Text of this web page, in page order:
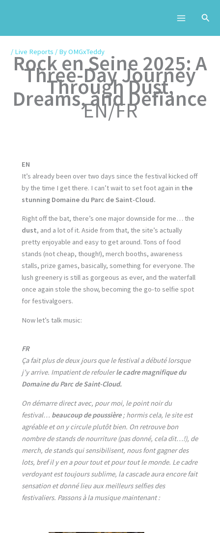
/ Live Reports / ByOMGxTeddy
Rock en Seine 2025: A
Three-Day Journey
Through Dust,
Dreams, and Defiance
EN/FR
EN
It’s already been over two days since the festival kicked off
by the time I get there. I can’t wait to set foot again in the
stunning Domaine du Parc de Saint-Cloud.
Right off the bat, there’s one major downside for me… the
dust, and a lot of it. Aside from that, the site’s actually
pretty enjoyable and easy to get around. Tons of food
stands (not cheap, though!), merch booths, awareness
stalls, prize games, basically, something for everyone. The
lush greenery is still as gorgeous as ever, and the waterfall
once again stole the show, becoming the go-to selfie spot
for festivalgoers.
Now let’s talk music:
FR
Ça fait plus de deux jours que le festival a débuté lorsque
j’y arrive. Impatient de refoulerle cadre magnifique du
Domaine du Parc de Saint-Cloud.
On démarre direct avec, pour moi, le point noir du
festival… beaucoup de poussière; hormis cela, le site est
agréable et on y circule plutôt bien. On retrouve bon
nombre de stands de nourriture (pas donné, cela dit…!), de
merch, de stands qui sensibilisent, nous font gagner des
lots, bref il y en a pour tout et pour tout le monde. Le cadre
verdoyant est toujours sublime, la cascade aura encore fait
sensation et donné lieu aux meilleurs selfies des
festivaliers. Passons à la musique maintenant :